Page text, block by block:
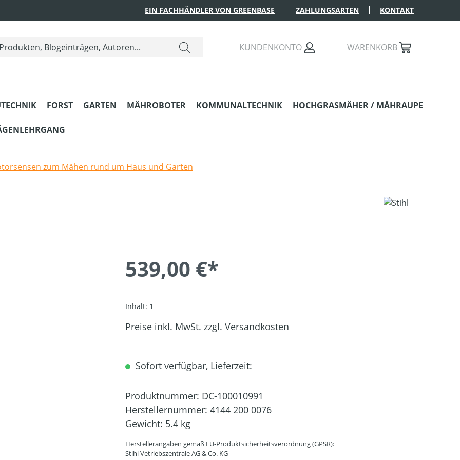
EIN FACHHÄNDLER VON GREENBASE ZAHLUNGSARTEN KONTAKT
KUNDENKONTO WARENKORB
FORST GARTEN MÄHROBOTER KOMMUNALTECHNIK HOCHGRASMÄHER / MÄHRAUPE
zum Mähen rund um Haus und Garten
539,00 €*
Inhalt: 1
Preise inkl. MwSt. zzgl. Versandkosten
Sofort verfügbar, Lieferzeit:
Produktnummer: DC-100010991
Herstellernummer: 4144 200 0076
Gewicht: 5.4 kg
Herstellerangaben gemäß EU-Produktsicherheitsverordnung (GPSR):
Stihl Vetriebszentrale AG & Co. KG